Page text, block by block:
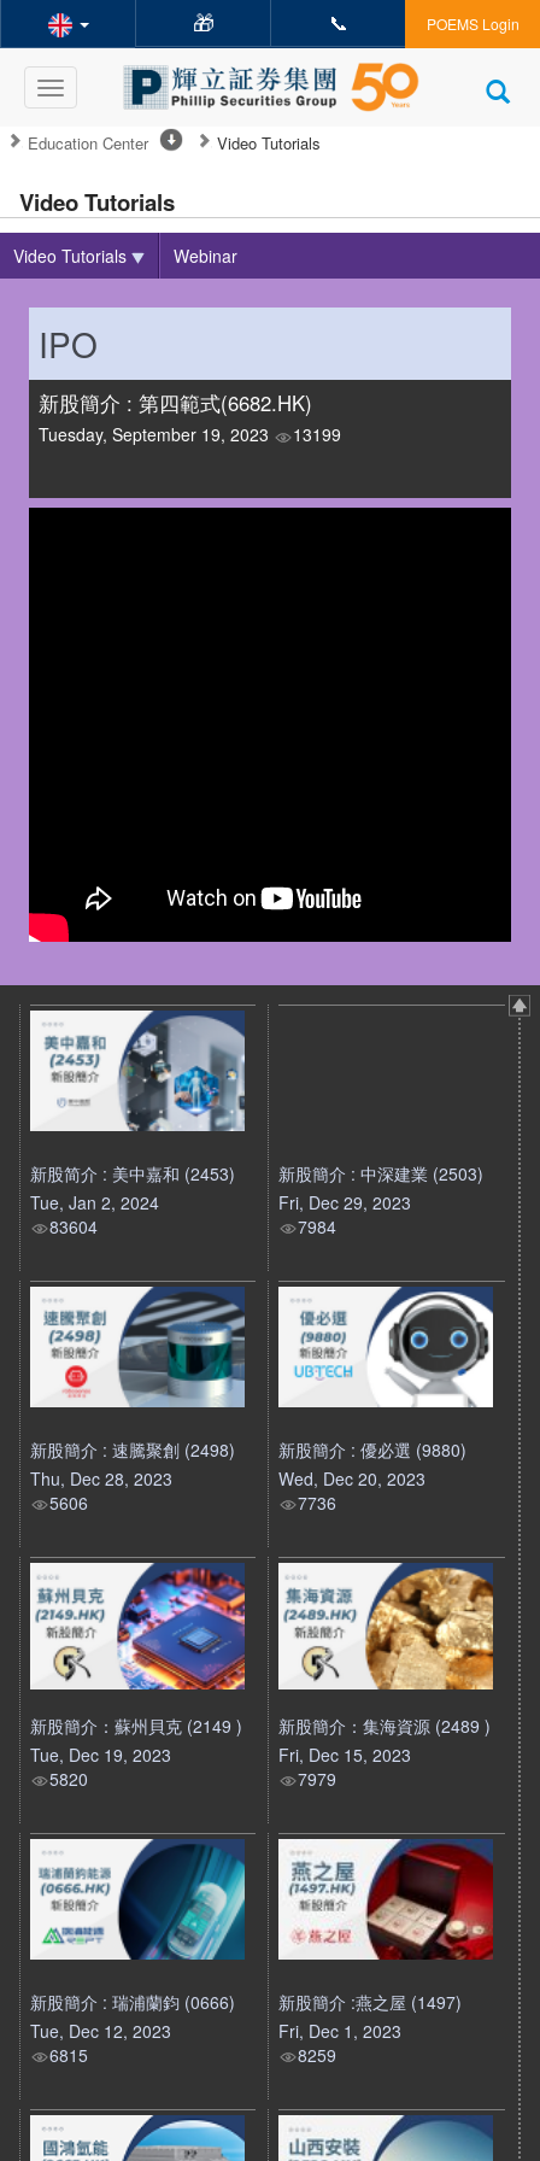
🎁 📞 POEMS Login
Toggle
navigation
Education Center Video Tutorials
Video Tutorials
Video Tutorials Webinar
IPO
新股簡介 : 第四範式(6682.HK)
Tuesday, September 19, 2023 13199
新股简介 : 美中嘉和 (2453)
Tue, Jan 2, 2024
83604
新股簡介 : 中深建業 (2503)
Fri, Dec 29, 2023
7984
新股簡介 : 速騰聚創 (2498)
Thu, Dec 28, 2023
5606
新股簡介 : 優必選 (9880)
Wed, Dec 20, 2023
7736
新股簡介：蘇州貝克 (2149 )
Tue, Dec 19, 2023
5820
新股簡介：集海資源 (2489 )
Fri, Dec 15, 2023
7979
新股簡介 : 瑞浦蘭鈞 (0666)
Tue, Dec 12, 2023
6815
新股簡介 :燕之屋 (1497)
Fri, Dec 1, 2023
8259